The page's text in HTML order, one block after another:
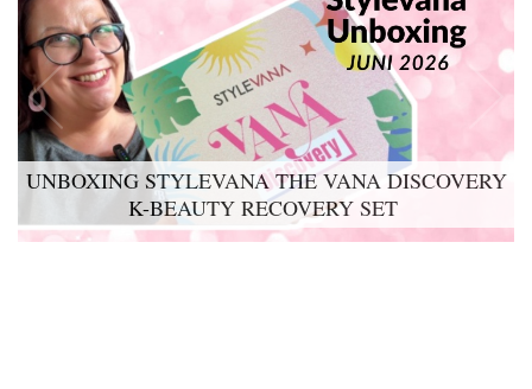
UNBOXING STYLEVANA THE VANA DISCOVERY
K-BEAUTY RECOVERY SET